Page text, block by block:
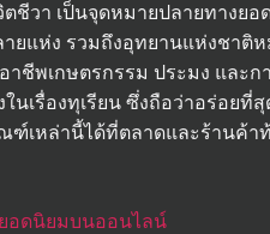
ชีวา เป็นจุดหมายปลายทางย
ยแห่ง รวมถึงอุทยานแห่งชาติ
พเกษตรกรรม ประมง และก
เรื่องทุเรียน ซึ่งถือว่าอร่อยที่
ฑ์เหล่านี้ได้ที่ตลาดและร้านค้า
อดนิยมบนออนไลน์